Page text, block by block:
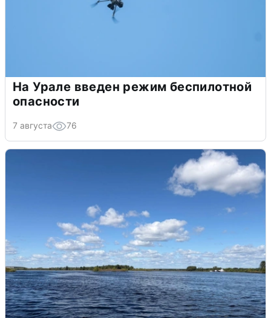
На Урале введен режим беспилотной
опасности
7 августа 76